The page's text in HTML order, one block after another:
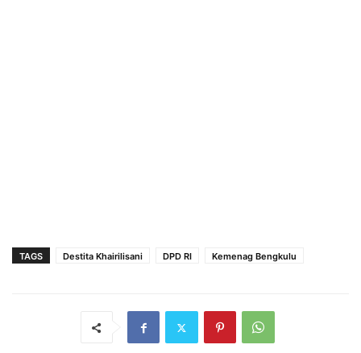
TAGS Destita Khairilisani DPD RI Kemenag Bengkulu